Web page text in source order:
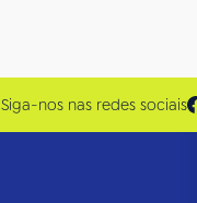
Siga-nos nas redes sociais